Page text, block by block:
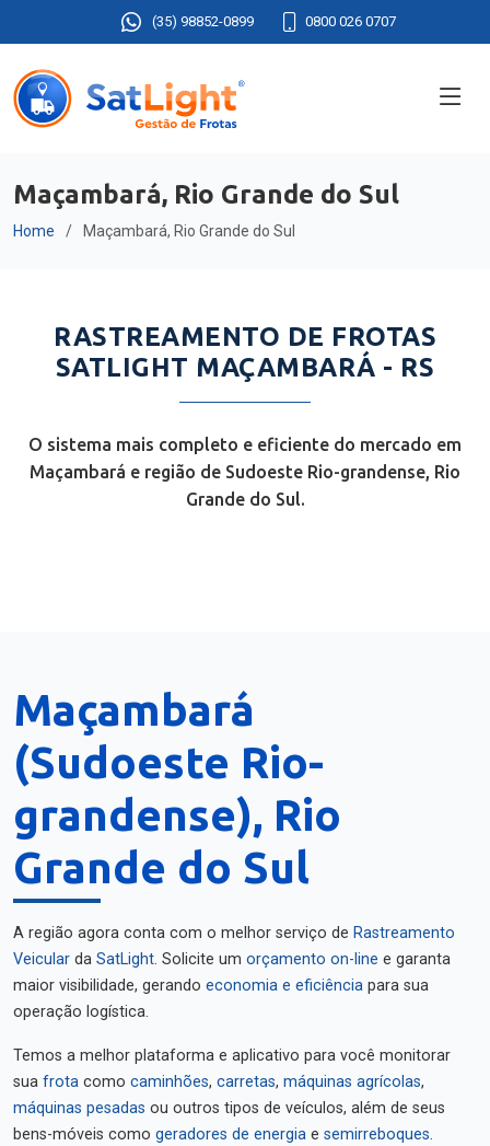
(35) 98852-0899 0800 026 0707
Maçambará, Rio Grande do Sul
Home Maçambará, Rio Grande do Sul
RASTREAMENTO DE FROTAS
SATLIGHT MAÇAMBARÁ - RS
O sistema mais completo e eficiente do mercado em
Maçambará e região de Sudoeste Rio-grandense, Rio
Grande do Sul.
Maçambará
(Sudoeste Rio-
grandense), Rio
Grande do Sul
A região agora conta com o melhor serviço de Rastreamento
Veicular da SatLight. Solicite um orçamento on-line e garanta
maior visibilidade, gerando economia e eficiência para sua
operação logística.
Temos a melhor plataforma e aplicativo para você monitorar
sua frota como caminhões, carretas, máquinas agrícolas,
máquinas pesadas ou outros tipos de veículos, além de seus
bens-móveis como geradores de energia e semirreboques.